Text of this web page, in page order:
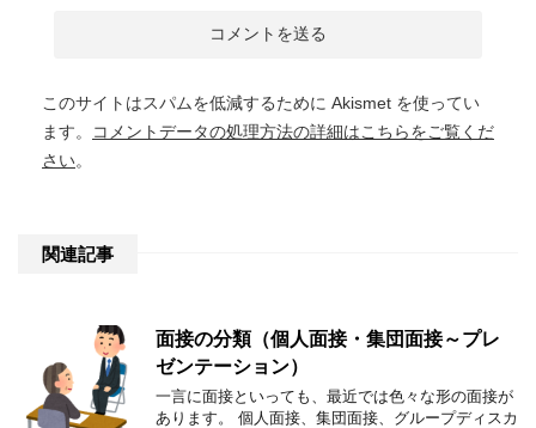
このサイトはスパムを低減するために Akismet を使ってい
ます。
コメントデータの処理方法の詳細はこちらをご覧くだ
さい。
関連記事
面接の分類（個人面接・集団面接～プレ
ゼンテーション）
一言に面接といっても、最近では色々な形の面接が
あります。 個人面接、集団面接、グループディスカ